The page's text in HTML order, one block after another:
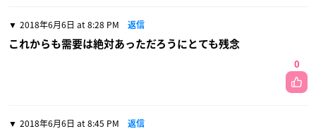
2018年6月6日 at 8:28 PM 返信
これからも需要は絶対あっただろうにとても残念
0
2018年6月6日 at 8:45 PM 返信